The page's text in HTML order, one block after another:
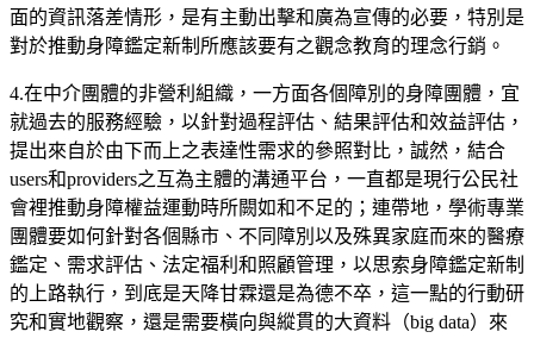
面的資訊落差情形，是有主動出擊和廣為宣傳的必要，特別是
對於推動身障鑑定新制所應該要有之觀念教育的理念行銷。
4.在中介團體的非營利組織，一方面各個障別的身障團體，宜
就過去的服務經驗，以針對過程評估、結果評估和效益評估，
提出來自於由下而上之表達性需求的參照對比，誠然，結合
users和providers之互為主體的溝通平台，一直都是現行公民社
會裡推動身障權益運動時所闕如和不足的；連帶地，學術專業
團體要如何針對各個縣市、不同障別以及殊異家庭而來的醫療
鑑定、需求評估、法定福利和照顧管理，以思索身障鑑定新制
的上路執行，到底是天降甘霖還是為德不卒，這一點的行動研
究和實地觀察，還是需要橫向與縱貫的大資料（big data）來